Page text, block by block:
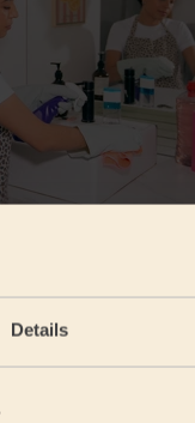
Details